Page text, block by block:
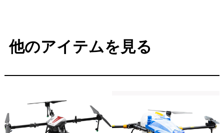
他のアイテムを見る